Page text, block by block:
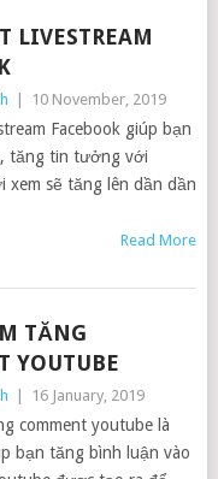
LIVESTREAM
10 November, 2019
Facebook giúp bạn
tăng tin tưởng với
xem sẽ tăng lên dần dần
Read More
TĂNG
YOUTUBE
16 January, 2019
comment youtube là
bạn tăng bình luận vào